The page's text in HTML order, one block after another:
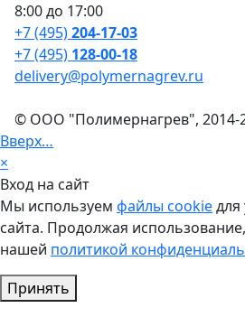
8:00 до 17:00
+7 (495)204-17-03
+7 (495) 128-00-18
delivery@polymernagrev.ru
© ООО "Полимернагрев", 2014-
Вверх…
×
Вход на сайт
Мы используем файлы cookie
сайта. Продолжая
нашей политикой
Принять